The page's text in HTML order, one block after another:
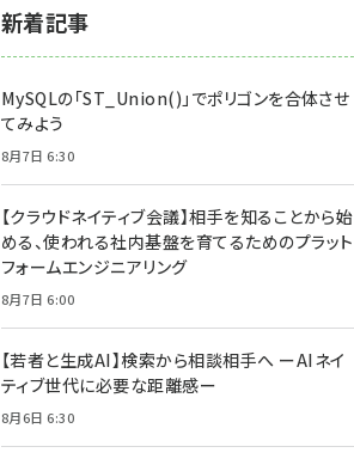
新着記事
MySQLの「ST_Union()」でポリゴンを合体させ
てみよう
8月7日 6:30
【クラウドネイティブ会議】相手を知ることから始
める、使われる社内基盤を育てるためのプラット
フォームエンジニアリング
8月7日 6:00
【若者と生成AI】検索から相談相手へ ーAIネイ
ティブ世代に必要な距離感ー
8月6日 6:30